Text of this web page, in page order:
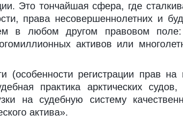
Это тончайшая сфера, где
права несовершеннолетних и
в любом другом правовом
активов или
регистрации прав на
практика арктических
на судебную систему
актива».